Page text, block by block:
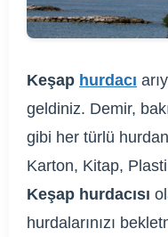
Keşap hurdacı
geldiniz. Demir,
gibi her türlü
Karton, Kitap,
Keşap hurdacısı
hurdalarınızı